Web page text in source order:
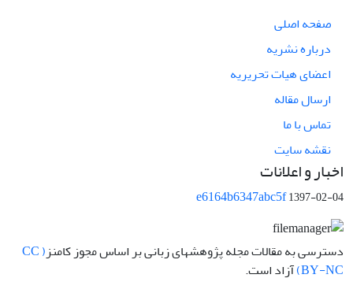
صفحه اصلی
درباره نشریه
اعضای هیات تحریریه
ارسال مقاله
تماس با ما
نقشه سایت
اخبار و اعلانات
e6164b6347abc5f1397-02-04
دسترسی به مقالات مجله پژوهشهای زبانی بر اساس مجوز کامنز ( CC
BY-NC) آزاد است.